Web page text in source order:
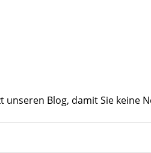
unseren Blog, damit Sie keine